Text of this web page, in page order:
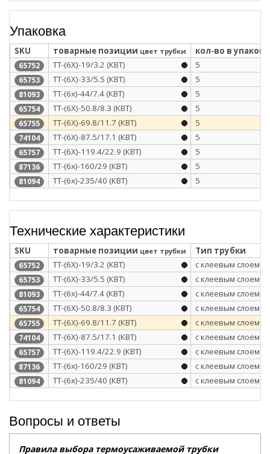
Упаковка
SKU товарные позиции цвет трубки кол-во в
65752 ТТ-(6Х)-19/3.2 (КВТ) 5
65753 ТТ-(6Х)-33/5.5 (КВТ) 5
81093 ТТ-(6х)-44/7.4 (КВТ) 5
65754 ТТ-(6Х)-50.8/8.3 (КВТ) 5
65755 ТТ-(6Х)-69.8/11.7 (КВТ) 5
74104 ТТ-(6Х)-87.5/17.1 (КВТ) 5
65757 ТТ-(6Х)-119.4/22.9 (КВТ) 5
87136 ТТ-(6х)-160/29 (КВТ) 5
81094 ТТ-(6х)-235/40 (КВТ) 5
Технические характеристики
SKU товарные позиции цвет трубки Тип трубки
65752 ТТ-(6Х)-19/3.2 (КВТ) с клеевым слоем
65753 ТТ-(6Х)-33/5.5 (КВТ) с клеевым слоем
81093 ТТ-(6х)-44/7.4 (КВТ) с клеевым слоем
65754 ТТ-(6Х)-50.8/8.3 (КВТ) с клеевым слоем
65755 ТТ-(6Х)-69.8/11.7 (КВТ) с клеевым слоем
74104 ТТ-(6Х)-87.5/17.1 (КВТ) с клеевым слоем
65757 ТТ-(6Х)-119.4/22.9 (КВТ) с клеевым слоем
87136 ТТ-(6х)-160/29 (КВТ) с клеевым слоем
81094 ТТ-(6х)-235/40 (КВТ) с клеевым слоем
Вопросы и ответы
Правила выбора термоусаживаемой трубки